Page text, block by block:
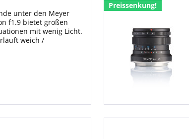
unter den Meyer
f1.9 bietet großen
mit wenig Licht.
weich /
Preissenkung!